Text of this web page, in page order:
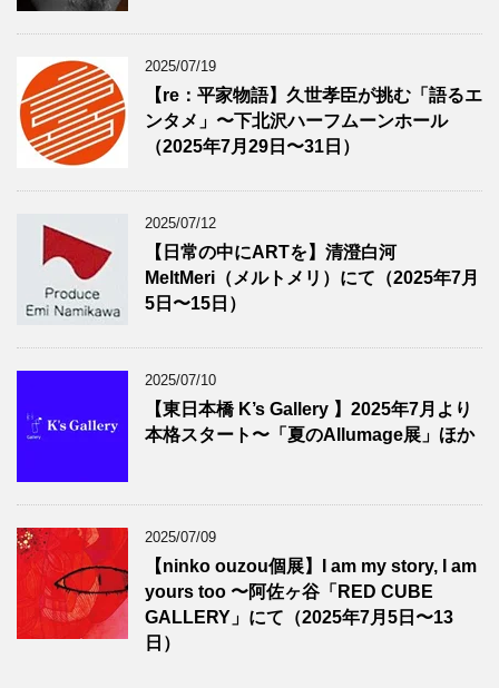
2025/07/19
【re：平家物語】久世孝臣が挑む「語るエ
ンタメ」〜下北沢ハーフムーンホール
（2025年7月29日〜31日）
2025/07/12
【日常の中にARTを】清澄白河
MeltMeri（メルトメリ）にて（2025年7月
5日〜15日）
2025/07/10
【東日本橋 K’s Gallery 】2025年7月より
本格スタート〜「夏のAllumage展」ほか
2025/07/09
【ninko ouzou個展】I am my story, I am
yours too 〜阿佐ヶ谷「RED CUBE
GALLERY」にて（2025年7月5日〜13
日）